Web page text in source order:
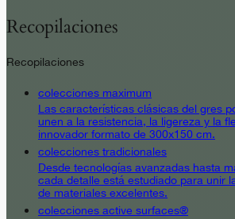
Recopilaciones
Recopilaciones
colecciones maximum
Las características clásicas del gres
unen a la resistencia, la ligereza y la
innovador formato de 300x150 cm.
colecciones tradicionales
Desde tecnologías avanzadas hasta
cada detalle está estudiado para unir
de materiales excelentes.
colecciones active surfaces®